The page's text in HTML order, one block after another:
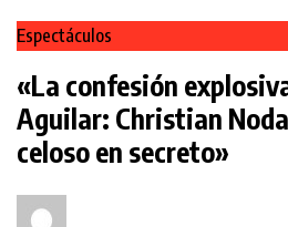
Espectáculos
«La confesión
Aguilar: Christian
celoso en secreto»